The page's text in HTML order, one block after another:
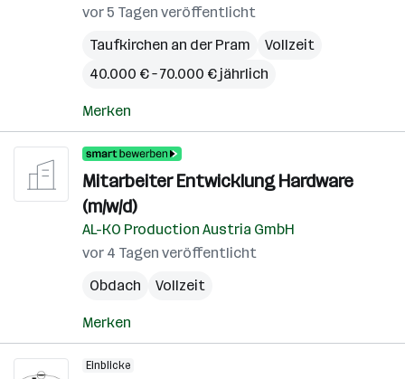
vor 5 Tagen veröffentlicht
Taufkirchen an der Pram
Vollzeit
40.000 € – 70.000 € jährlich
Merken
Mitarbeiter Entwicklung Hardware
(m/w/d)
AL-KO Production Austria GmbH
vor 4 Tagen veröffentlicht
Obdach
Vollzeit
Merken
Einblicke